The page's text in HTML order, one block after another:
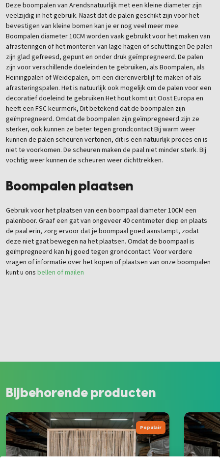
Deze boompalen van Arendsnatuurlijk met een kleine diameter zijn
veelzijdig in het gebruik. Naast dat de palen geschikt zijn voor het
bevestigen van kleine bomen kan je er nog veel meer mee.
Boompalen diameter 10CM worden vaak gebruikt voor het maken van
afrasteringen of het monteren van lage hagen of schuttingen De palen
zijn glad gefreesd, gepunt en onder druk geïmpregneerd. De palen
zijn voor verschillende doeleinden te gebruiken, als Boompalen, als
Heiningpalen of Weidepalen, om een dierenverblijf te maken of als
afrasteringspalen. Het is natuurlijk ook mogelijk om de palen voor een
decoratief doeleind te gebruiken Het hout komt uit Oost Europa en
heeft een FSC keurmerk, Dit betekend dat de boompalen zijn
geïmpregneerd. Omdat de boompalen zijn geïmpregneerd zijn ze
sterker, ook kunnen ze beter tegen grondcontact Bij warm weer
kunnen de palen scheuren vertonen, dit is een natuurlijk proces en is
niet te voorkomen. De scheuren maken de paal niet minder sterk. Bij
vochtig weer kunnen de scheuren weer dichttrekken.
Boompalen plaatsen
Gebruik voor het plaatsen van een boompaal diameter 10CM een
palenboor. Graaf een gat van ongeveer 40 centimeter diep en plaats
de paal erin, zorg ervoor dat je boompaal goed aanstampt, zodat
deze niet gaat bewegen na het plaatsen. Omdat de boompaal is
geïmpregneerd kan hij goed tegen grondcontact. Voor verdere
vragen of informatie over het kopen of plaatsen van onze boompalen
kunt u ons bellen of mailen
Bijbehorende producten
Populair